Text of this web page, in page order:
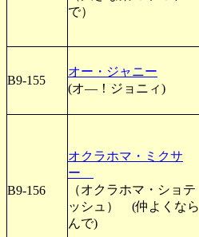
で）
B9-155
オー・ジャニー
(オ―！ジョニィ)
B9-156
オクラホマ・ミクサ
ー
（オクラホマ・ショテ
ッシュ） (仲よくなら
んで)